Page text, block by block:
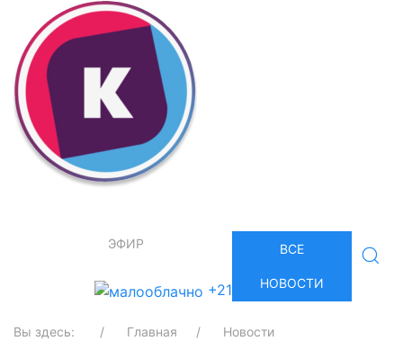
ЭФИР
+21
ВСЕ
НОВОСТИ
Вы здесь: Главная Новости